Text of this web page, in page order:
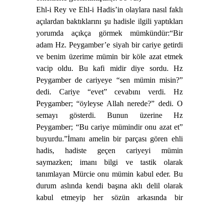
Ehl-i Rey ve Ehl-i Hadis’in olaylara nasıl faklı
açılardan baktıklarını şu hadisle ilgili yaptıkları
yorumda açıkça görmek mümkündür:“Bir
adam Hz. Peygamber’e siyah bir cariye getirdi
ve benim üzerime mümin bir köle azat etmek
vacip oldu. Bu kafi midir diye sordu. Hz
Peygamber de cariyeye “sen mümin misin?”
dedi. Cariye “evet” cevabını verdi. Hz
Peygamber; “öyleyse Allah nerede?” dedi. O
semayı gösterdi. Bunun üzerine Hz
Peygamber; “Bu cariye mümindir onu azat et”
buyurdu.”İmanı amelin bir parçası gören ehli
hadis, hadiste geçen cariyeyi mümin
saymazken; imanı bilgi ve tastik olarak
tanımlayan Mürcie onu mümin kabul eder. Bu
durum aslında kendi başına aklı delil olarak
kabul etmeyip her sözün arkasında bir